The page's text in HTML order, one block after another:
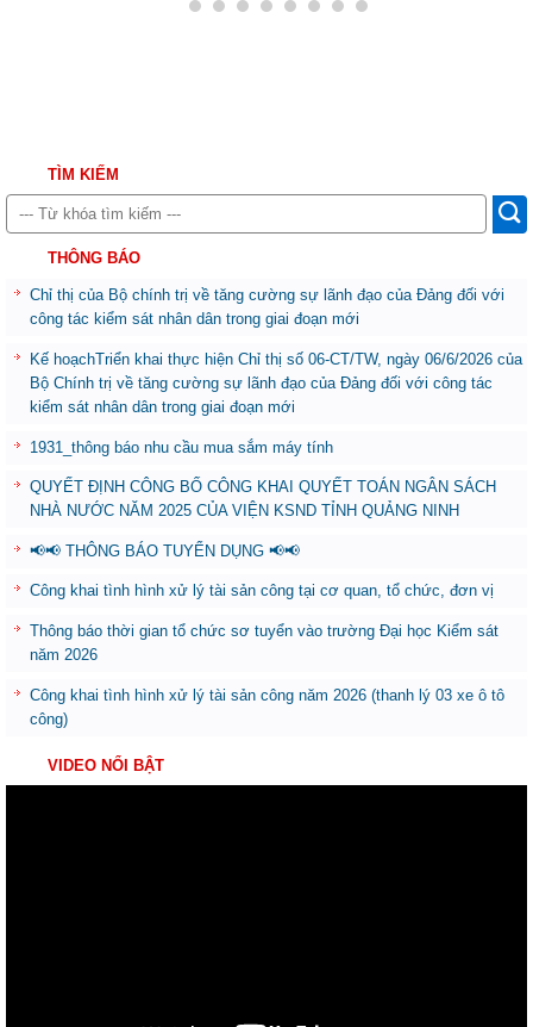
TÌM KIẾM
THÔNG BÁO
Chỉ thị của Bộ chính trị về tăng cường sự lãnh đạo của Đảng đối với
công tác kiểm sát nhân dân trong giai đoạn mới
Kế hoạchTriển khai thực hiện Chỉ thị số 06-CT/TW, ngày 06/6/2026 của
Bộ Chính trị về tăng cường sự lãnh đạo của Đảng đối với công tác
kiểm sát nhân dân trong giai đoạn mới
1931_thông báo nhu cầu mua sắm máy tính
QUYẾT ĐỊNH CÔNG BỐ CÔNG KHAI QUYẾT TOÁN NGÂN SÁCH
NHÀ NƯỚC NĂM 2025 CỦA VIỆN KSND TỈNH QUẢNG NINH
📢📢 THÔNG BÁO TUYỂN DỤNG 📢📢
Công khai tình hình xử lý tài sản công tại cơ quan, tổ chức, đơn vị
Thông báo thời gian tổ chức sơ tuyển vào trường Đại học Kiểm sát
năm 2026
Công khai tình hình xử lý tài sản công năm 2026 (thanh lý 03 xe ô tô
công)
VIDEO NỔI BẬT